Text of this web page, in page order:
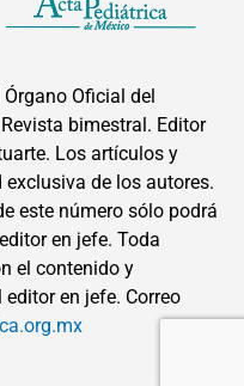
Órgano Oficial del
bimestral. Editor
Los artículos y
de los autores.
este número sólo podrá
en jefe. Toda
el contenido y
en jefe. Correo